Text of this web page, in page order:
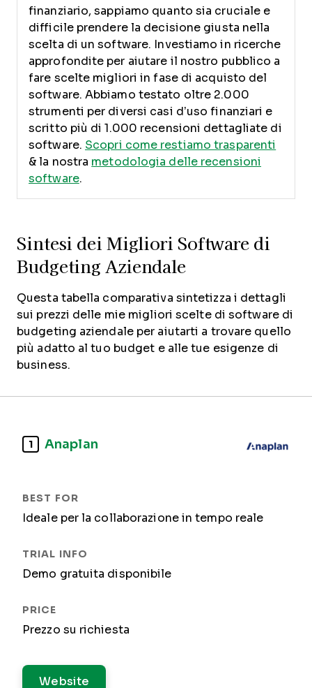
finanziario, sappiamo quanto sia cruciale e
difficile prendere la decisione giusta nella
scelta di un software.
Investiamo in ricerche
approfondite per aiutare il nostro pubblico a
fare scelte migliori in fase di acquisto del
software. Abbiamo testato oltre 2.000
strumenti per diversi casi d’uso finanziari e
scritto più di 1.000 recensioni dettagliate di
software. Scopri come restiamo trasparenti
& la nostra metodologia delle recensioni
software.
Sintesi dei Migliori Software di
Budgeting Aziendale
Questa tabella comparativa sintetizza i dettagli
sui prezzi delle mie migliori scelte di software di
budgeting aziendale per aiutarti a trovare quello
più adatto al tuo budget e alle tue esigenze di
business.
1 Anaplan
Ideale per la collaborazione in tempo reale
Demo gratuita disponibile
Prezzo su richiesta
Website